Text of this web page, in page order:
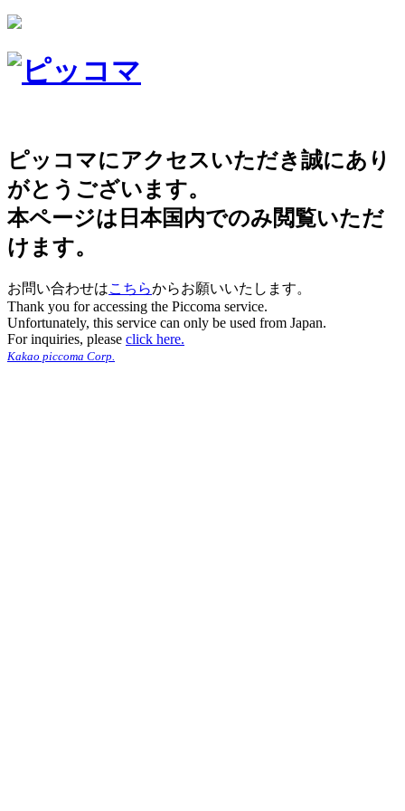
ピッコマにアクセスいただき誠にあり
がとうございます。
本ページは日本国内でのみ閲覧いただ
けます。
お問い合わせはこちらからお願いいたします。
Thank you for accessing the Piccoma service.
Unfortunately, this service can only be used from Japan.
For inquiries, please click here.
Kakao piccoma Corp.